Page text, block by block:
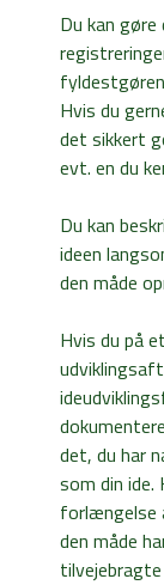
Du kan
Hvis du
det sikkert
evt. en du
Du kan
ideen
den måde
Hvis du på
det, du har
som din
forlængelse
den måde
tilvejebragte